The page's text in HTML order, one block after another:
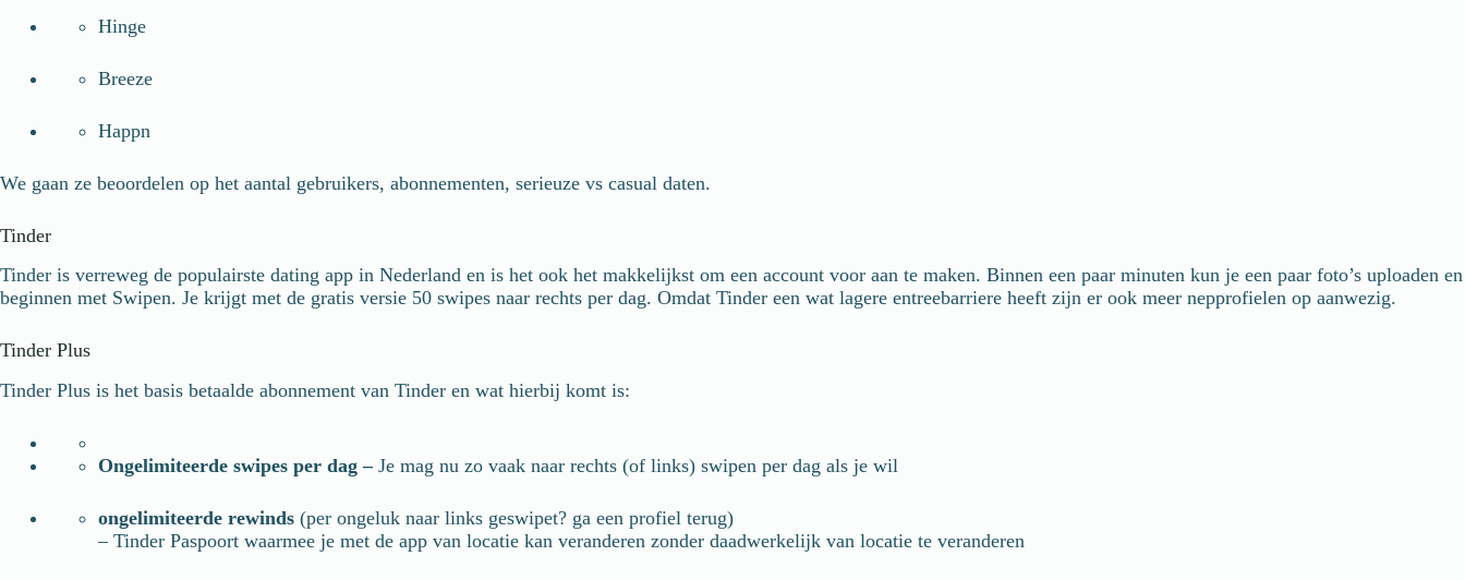
Hinge
Breeze
Happn
We gaan ze beoordelen op het aantal gebruikers, abonnementen, serieuze vs casual daten.
Tinder
Tinder is verreweg de populairste dating app in Nederland en is het ook het makkelijkst om een account voor aan te maken. Binnen een paar minuten kun je een paar foto’s uploaden en
beginnen met Swipen. Je krijgt met de gratis versie 50 swipes naar rechts per dag. Omdat Tinder een wat lagere entreebarriere heeft zijn er ook meer nepprofielen op aanwezig.
Tinder Plus
Tinder Plus is het basis betaalde abonnement van Tinder en wat hierbij komt is:
Ongelimiteerde swipes per dag – Je mag nu zo vaak naar rechts (of links) swipen per dag als je wil
ongelimiteerde rewinds (per ongeluk naar links geswipet? ga een profiel terug)
– Tinder Paspoort waarmee je met de app van locatie kan veranderen zonder daadwerkelijk van locatie te veranderen